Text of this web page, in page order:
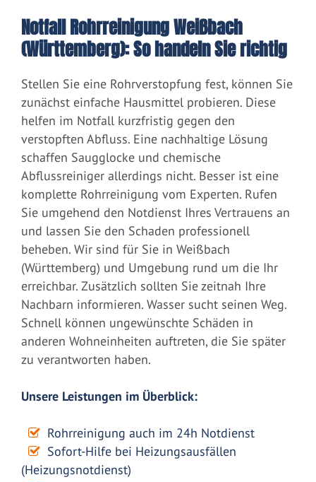
Notfall Rohrreinigung Weißbach
(Württemberg): So handeln Sie richtig
Stellen Sie eine Rohrverstopfung fest, können Sie
zunächst einfache Hausmittel probieren. Diese
helfen im Notfall kurzfristig gegen den
verstopften Abfluss. Eine nachhaltige Lösung
schaffen Saugglocke und chemische
Abflussreiniger allerdings nicht. Besser ist eine
komplette Rohrreinigung vom Experten. Rufen
Sie umgehend den Notdienst Ihres Vertrauens an
und lassen Sie den Schaden professionell
beheben. Wir sind für Sie in Weißbach
(Württemberg) und Umgebung rund um die Ihr
erreichbar. Zusätzlich sollten Sie zeitnah Ihre
Nachbarn informieren. Wasser sucht seinen Weg.
Schnell können ungewünschte Schäden in
anderen Wohneinheiten auftreten, die Sie später
zu verantworten haben.
Unsere Leistungen im Überblick:
Rohrreinigung auch im 24h Notdienst
Sofort-Hilfe bei Heizungsausfällen
(Heizungsnotdienst)